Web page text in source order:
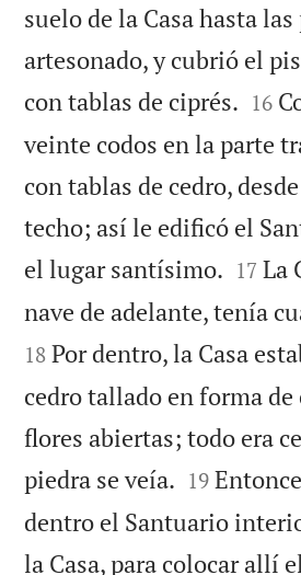
suelo de la Casa hasta las
artesonado, y cubrió el
con tablas de ciprés. 

16
veinte codos en la parte
con tablas de cedro,
techo; así le edificó el
el lugar santísimo. 

17 La
nave de adelante, tenía
18 Por dentro, la Casa
cedro tallado en forma de
flores abiertas; todo era
piedra se veía. 

19
dentro el Santuario
la Casa, para colocar allí